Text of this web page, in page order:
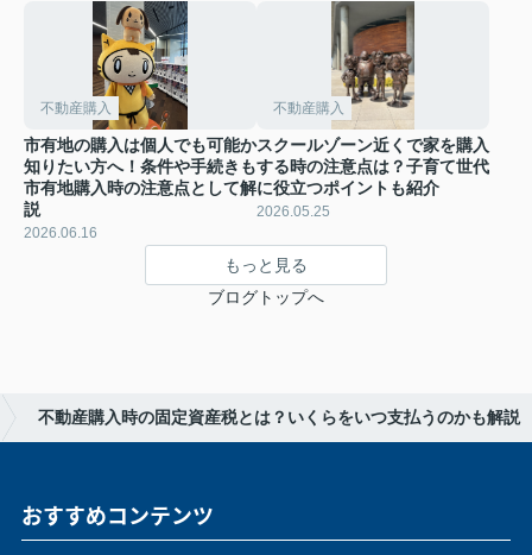
不動産購入
市有地の購入は個人でも可能か
知りたい方へ！条件や手続きも
市有地購入時の注意点として解
説
2026.06.16
不動産購入
スクールゾーン近くで家を購入
する時の注意点は？子育て世代
に役立つポイントも紹介
2026.05.25
もっと見る
ブログトップへ
不動産購入時の固定資産税とは？いくらをいつ支払うのかも解説
おすすめコンテンツ